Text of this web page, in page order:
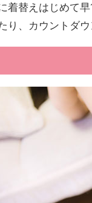
着替えはじめて
り、カウントダ